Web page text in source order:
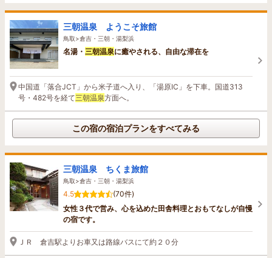
三朝温泉 ようこそ旅館
鳥取>倉吉・三朝・湯梨浜
名湯・ 三朝温泉に癒やされる、自由な滞在を
中国道「落合JCT」から米子道へ入り、「湯原IC」を下車。国道313
号・482号を経て三朝温泉方面へ。
この宿の宿泊プランをすべてみる
三朝温泉 ちくま旅館
鳥取>倉吉・三朝・湯梨浜
4.5
(70件)
女性３代で営み、心を込めた田舎料理とおもてなしが自慢
の宿です。
ＪＲ 倉吉駅よりお車又は路線バスにて約２０分